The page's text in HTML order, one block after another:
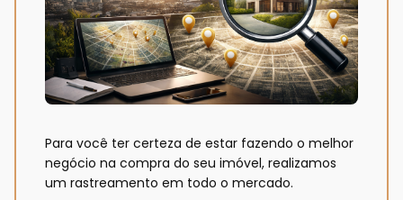
Para você ter certeza de estar fazendo o melhor
negócio na compra do seu imóvel, realizamos
um rastreamento em todo o mercado.